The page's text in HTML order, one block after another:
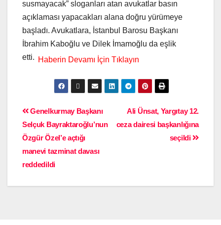
susmayacak” sloganları atan avukatlar basın
açıklaması yapacakları alana doğru yürümeye
başladı. Avukatlara, İstanbul Barosu Başkanı
İbrahim Kaboğlu ve Dilek İmamoğlu da eşlik
etti.
Ali Ünsat, Yargıtay 12.
ceza dairesi başkanlığına
seçildi
Genelkurmay Başkanı
Selçuk Bayraktaroğlu’nun
Özgür Özel’e açtığı
manevi tazminat davası
reddedildi